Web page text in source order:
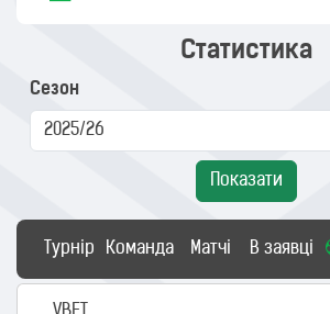
Статистика
Сезон
Показати
Турнір Команда Матчі В заявці